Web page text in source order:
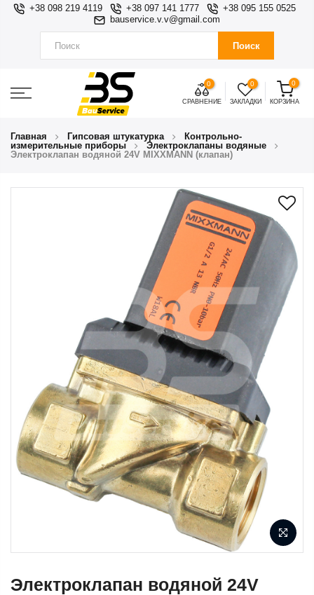
+38 098 219 4119 +38 097 141 1777
+38 095 155 0525
bauservice.v.v@gmail.com
Поиск
0
СРАВНЕНИЕ
0
ЗАКЛАДКИ
0
КОРЗИНА
Главная Гипсовая штукатурка
Контрольно-
измерительные приборы
Электроклапаны водяные
Электроклапан водяной 24V MIXXMANN (клапан)
Электроклапан водяной 24V